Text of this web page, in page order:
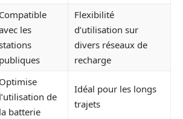
Compatible
les
publiques
Flexibilité
d’utilisation sur
divers réseaux de
recharge
Optimise
l’utilisation de
la batterie
Idéal pour les longs
trajets